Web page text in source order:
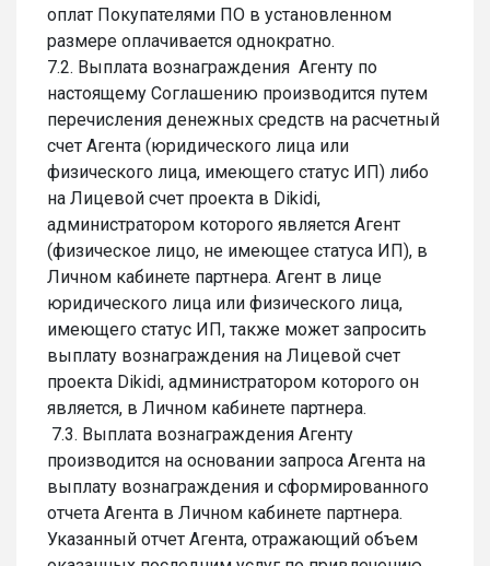
оплат Покупателями ПО в установленном
размере оплачивается однократно.
7.2. Выплата вознаграждения Агенту по
настоящему Соглашению производится путем
перечисления денежных средств на расчетный
счет Агента (юридического лица или
физического лица, имеющего статус ИП) либо
на Лицевой счет проекта в Dikidi,
администратором которого является Агент
(физическое лицо, не имеющее статуса ИП), в
Личном кабинете партнера. Агент в лице
юридического лица или физического лица,
имеющего статус ИП, также может запросить
выплату вознаграждения на Лицевой счет
проекта Dikidi, администратором которого он
является, в Личном кабинете партнера.
7.3. Выплата вознаграждения Агенту
производится на основании запроса Агента на
выплату вознаграждения и сформированного
отчета Агента в Личном кабинете партнера.
Указанный отчет Агента, отражающий объем